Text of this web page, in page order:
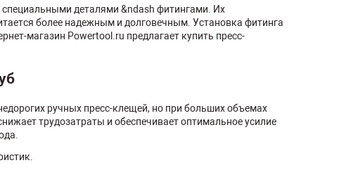
деталями &ndash фитингами. Их
более надежным и долговечным. Установка фитинга
магазин Powertool.ru предлагает купить пресс-
ручных пресс-клещей, но при больших объемах
трудозатраты и обеспечивает оптимальное усилие